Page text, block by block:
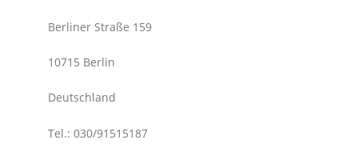
Berliner Straße 159
10715 Berlin
Deutschland
Tel.: 030/91515187